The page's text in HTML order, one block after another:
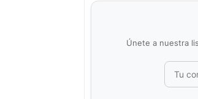
Únete a nuestra